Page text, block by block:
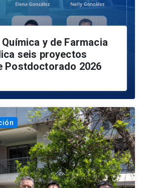
y de Farmacia
seis proyectos
Postdoctorado 2026